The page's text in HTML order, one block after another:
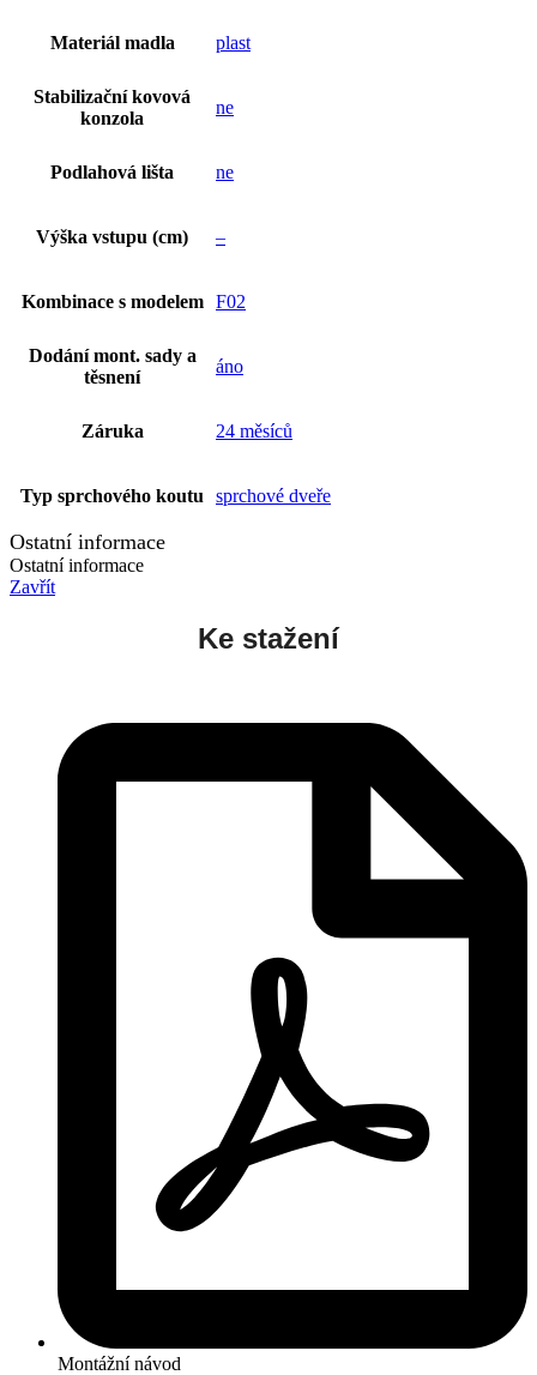
Materiál madla plast
Stabilizační kovová
konzola
ne
Podlahová lišta ne
Výška vstupu (cm) –
Kombinace s modelem F02
Dodání mont. sady a
těsnení
áno
Záruka 24 měsíců
Typ sprchového koutu sprchové dveře
Ostatní informace
Ostatní informace
Zavřít
Ke stažení
Montážní návod